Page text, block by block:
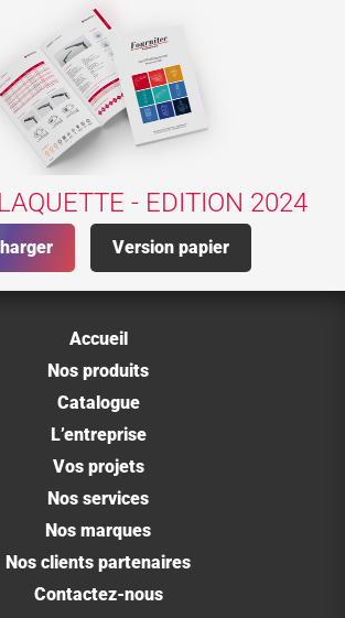
- EDITION 2024
Version papier
Accueil
Nos produits
Catalogue
L’entreprise
Vos projets
Nos services
Nos marques
Nos clients partenaires
Contactez-nous